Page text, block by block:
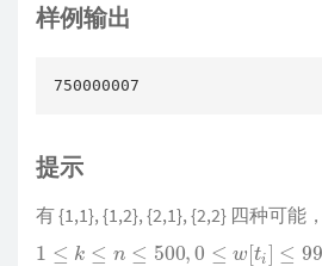
样例输出
750000007
提示
有 {1,1}, {1,2}, {2,1}, {2,2} 四种可能
1 k ≤ ≤ 0 ≤w[ i] 998244353